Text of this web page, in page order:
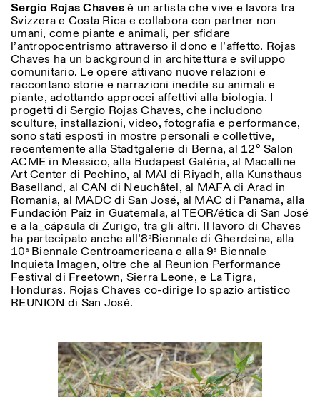
Sergio Rojas Chavesè un artista che vive e lavora tra
Svizzera e Costa Rica e collabora con partner non
umani, come piante e animali, per sfidare
l’antropocentrismo attraverso il dono e l’affetto. Rojas
Chaves ha un background in architettura e sviluppo
comunitario. Le opere attivano nuove relazioni e
raccontano storie e narrazioni inedite su animali e
piante, adottando approcci affettivi alla biologia. I
progetti di Sergio Rojas Chaves, che includono
sculture, installazioni, video, fotografia e performance,
sono stati esposti in mostre personali e collettive,
recentemente alla Stadtgalerie di Berna, al 12° Salon
ACME in Messico, alla Budapest Galéria, al Macalline
Art Center di Pechino, al MAI di Riyadh, alla Kunsthaus
Baselland, al CAN di Neuchâtel, al MAFA di Arad in
Romania, al MADC di San José, al MAC di Panama, alla
Fundación Paiz in Guatemala, al TEOR/ética di San José
e a la_cápsula di Zurigo, tra gli altri. Il lavoro di Chaves
ha partecipato anche all’8ªBiennale di Gherdeina, alla
10ª Biennale Centroamericana e alla 9ª Biennale
Inquieta Imagen, oltre che al Reunion Performance
Festival di Freetown, Sierra Leone, e La Tigra,
Honduras. Rojas Chaves co-dirige lo spazio artistico
REUNION di San José.